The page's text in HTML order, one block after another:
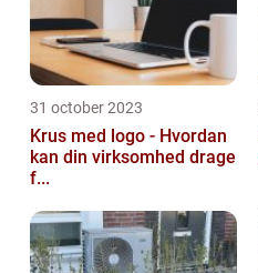
31 october 2023
Krus med logo - Hvordan
kan din virksomhed drage
f...